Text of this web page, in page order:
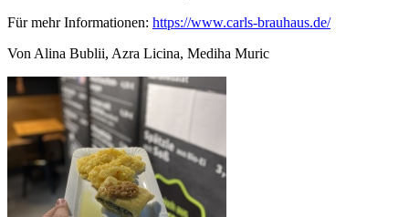
Für mehr Informationen: https://www.carls-brauhaus.de/
Von Alina Bublii, Azra Licina, Mediha Muric